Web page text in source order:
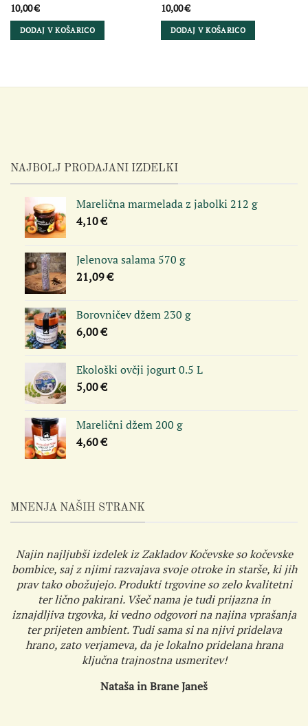
10,00€
DODAJ V KOŠARICO
10,00€
DODAJ V KOŠARICO
MNENJA NAŠIH STRANK
Najin najljubši izdelek iz Zakladov Kočevske so kočevske
bombice, saj z njimi razvajava svoje otroke in starše, ki jih
prav tako obožujejo. Produkti trgovine so zelo kvalitetni
ter lično pakirani. Všeč nama je tudi prijazna in
iznajdljiva trgovka, ki vedno odgovori na najina vprašanja
ter prijeten ambient. Tudi sama si na njivi pridelava
hrano, zato verjameva, da je lokalno pridelana hrana
ključna trajnostna usmeritev!
Nataša in Brane Janeš
NAJBOLJ PRODAJANI IZDELKI
Marelična marmelada z jabolki 212 g
4,10€
Jelenova salama 570 g
21,09€
Borovničev džem 230 g
6,00€
Ekološki ovčji jogurt 0.5 L
5,00€
Marelični džem 200 g
4,60€